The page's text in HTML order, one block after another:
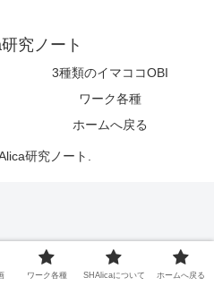
究ノート
3種類のイマココOBI
ワーク各種
ホームへ戻る
研究ノート.
ワーク各種 SHAlicaについて ホームへ戻る